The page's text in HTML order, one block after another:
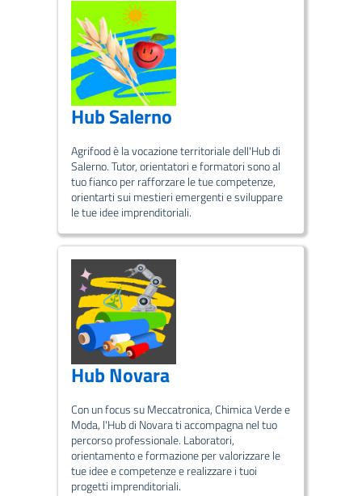
Hub Salerno
Agrifood è la vocazione territoriale dell'Hub di
Salerno. Tutor, orientatori e formatori sono al
tuo fianco per rafforzare le tue competenze,
orientarti sui mestieri emergenti e sviluppare
le tue idee imprenditoriali.
Hub Novara
Con un focus su Meccatronica, Chimica Verde e
Moda, l'Hub di Novara ti accompagna nel tuo
percorso professionale. Laboratori,
orientamento e formazione per valorizzare le
tue idee e competenze e realizzare i tuoi
progetti imprenditoriali.